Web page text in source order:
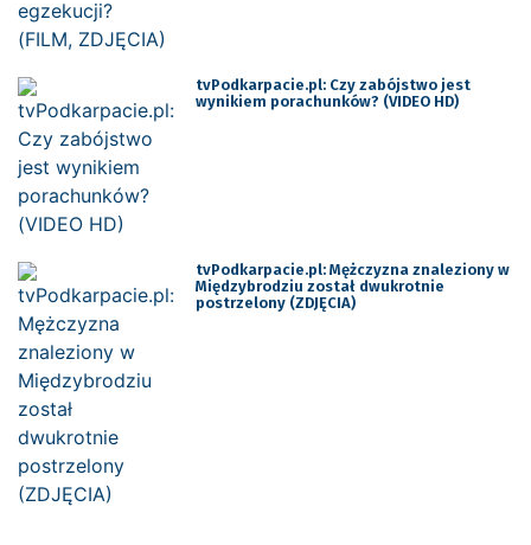
tvPodkarpacie.pl: Czy zabójstwo jest
wynikiem porachunków? (VIDEO HD)
tvPodkarpacie.pl: Mężczyzna znaleziony w
Międzybrodziu został dwukrotnie
postrzelony (ZDJĘCIA)